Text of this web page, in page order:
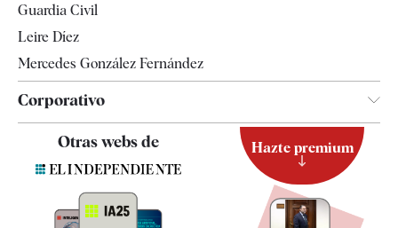
Guardia Civil
Leire Díez
Mercedes González Fernández
Corporativo
Contacto
Otras webs de Hazte premium